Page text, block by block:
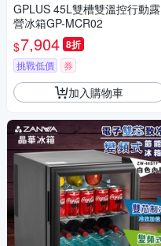
GPLUS 45L雙槽雙溫控行動露
營冰箱GP-MCR02
$7,904 8折
挑戰低價 券
加入購物車